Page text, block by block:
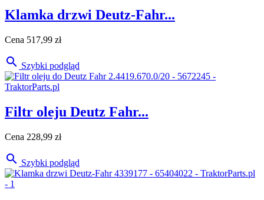
Klamka drzwi Deutz-Fahr...
Cena 517,99 zł
 Szybki podgląd
Filtr oleju Deutz Fahr...
Cena 228,99 zł
 Szybki podgląd